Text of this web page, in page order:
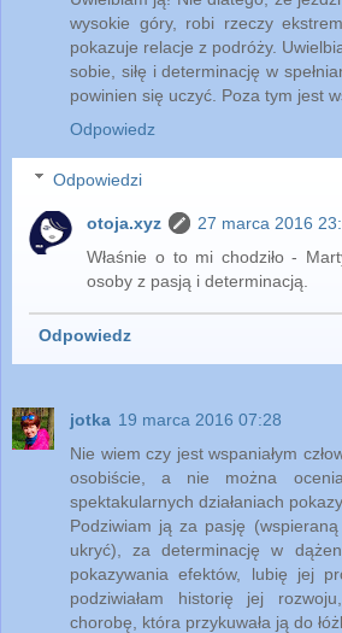
wysokie góry, robi rzeczy
pokazuje relacje z podróży.
sobie, siłę i determinację w
powinien się uczyć. Poza tym jest
Odpowiedz
Odpowiedzi
otoja.xyz
27 marca 2016
Właśnie o to mi chodziło -
osoby z pasją i determinacją.
Odpowiedz
jotka 19 marca 2016 07:28
Nie wiem czy jest wspaniałym
osobiście, a nie można
spektakularnych działaniach
Podziwiam ją za pasję
ukryć), za determinację w
pokazywania efektów, lubię jej
podziwiałam historię jej
chorobę, która przykuwała ją do